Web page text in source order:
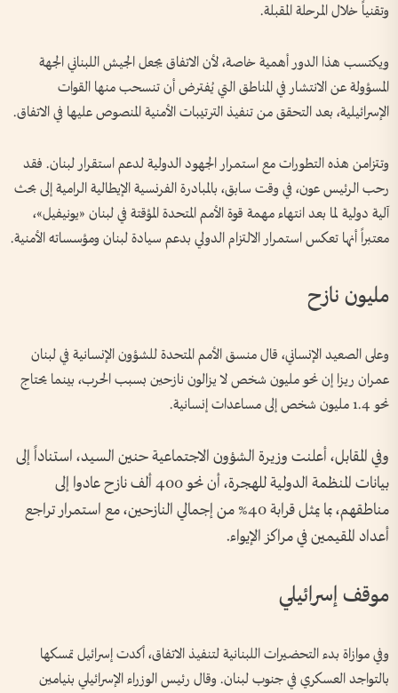
وتقنياً خلال المرحلة المقبلة.
ويكتسب هذا الدور أهمية خاصة، لأن الاتفاق يجعل الجيش اللبناني الجهة
المسؤولة عن الانتشار في المناطق التي يُفترض أن تنسحب منها القوات
الإسرائيلية، بعد التحقق من تنفيذ الترتيبات الأمنية المنصوص عليها في الاتفاق.
وتتزامن هذه التطورات مع استمرار الجهود الدولية لدعم استقرار لبنان. فقد
رحب الرئيس عون، في وقت سابق، بالمبادرة الفرنسية الإيطالية الرامية إلى بحث
آلية دولية لما بعد انتهاء مهمة قوة الأمم المتحدة المؤقتة في لبنان «يونيفيل»،
معتبراً أنها تعكس استمرار الالتزام الدولي بدعم سيادة لبنان ومؤسساته الأمنية.
مليون نازح
وعلى الصعيد الإنساني، قال منسق الأمم المتحدة للشؤون الإنسانية في لبنان
عمران ريزا إن نحو مليون شخص لا يزالون نازحين بسبب الحرب، بينما يحتاج
نحو 1.4 مليون شخص إلى مساعدات إنسانية.
وفي المقابل، أعلنت وزيرة الشؤون الاجتماعية حنين السيد، استناداً إلى
بيانات المنظمة الدولية للهجرة، أن نحو 400 ألف نازح عادوا إلى
مناطقهم، بما يمثل قرابة 40% من إجمالي النازحين، مع استمرار تراجع
أعداد المقيمين في مراكز الإيواء.
موقف إسرائيلي
وفي موازاة بدء التحضيرات اللبنانية لتنفيذ الاتفاق، أكدت إسرائيل تمسكها
بالتواجد العسكري في جنوب لبنان. وقال رئيس الوزراء الإسرائيلي بنيامين